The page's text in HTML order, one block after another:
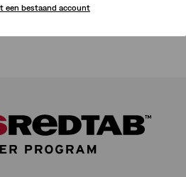
een bestaand account